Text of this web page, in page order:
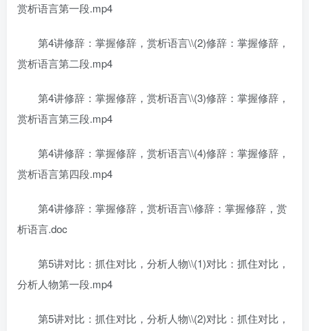
赏析语言第一段.mp4
第4讲修辞：掌握修辞，赏析语言\\(2)修辞：掌握修辞，
赏析语言第二段.mp4
第4讲修辞：掌握修辞，赏析语言\\(3)修辞：掌握修辞，
赏析语言第三段.mp4
第4讲修辞：掌握修辞，赏析语言\\(4)修辞：掌握修辞，
赏析语言第四段.mp4
第4讲修辞：掌握修辞，赏析语言\\修辞：掌握修辞，赏
析语言.doc
第5讲对比：抓住对比，分析人物\\(1)对比：抓住对比，
分析人物第一段.mp4
第5讲对比：抓住对比，分析人物\\(2)对比：抓住对比，